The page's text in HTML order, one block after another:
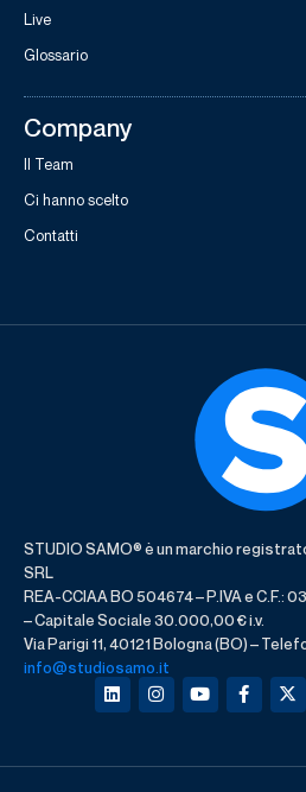
Live
Glossario
Company
Il Team
Ci hanno scelto
Contatti
STUDIO SAMO® è un marchio
SRL
REA-CCIAA BO 504674 – P.IVA e C.F.:
– Capitale Sociale 30.000,00 € i.v.
Via Parigi 11, 40121 Bologna (BO) –
info@studiosamo.it